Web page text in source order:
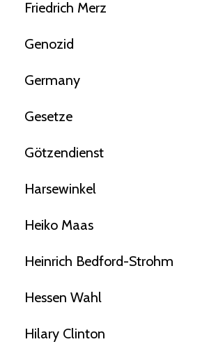
Friedrich Merz
Genozid
Germany
Gesetze
Götzendienst
Harsewinkel
Heiko Maas
Heinrich Bedford-Strohm
Hessen Wahl
Hilary Clinton